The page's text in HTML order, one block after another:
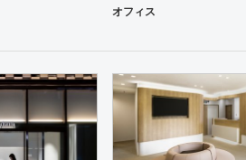
オフィス